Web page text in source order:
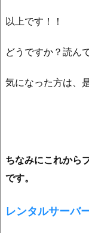
以上です！！
どうですか？読ん
気になった方は、
ちなみにこれから
です。
レンタルサーバ